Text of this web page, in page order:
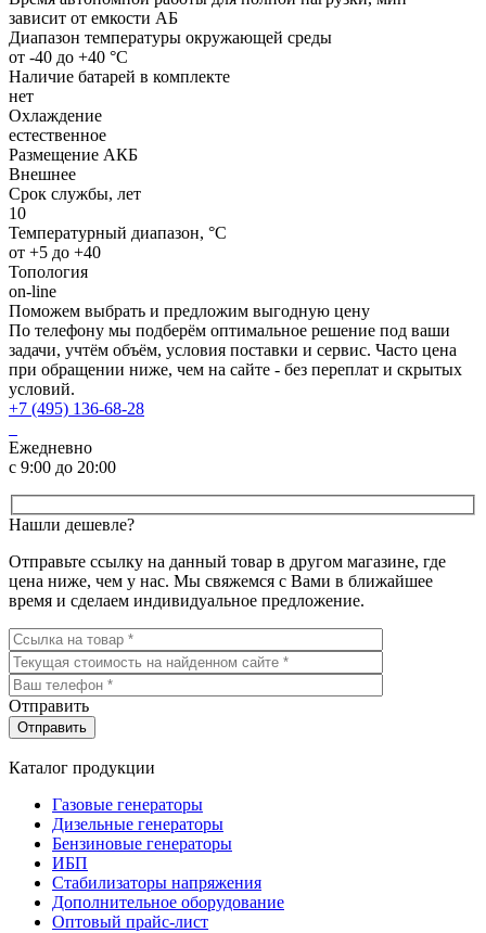
зависит от емкости АБ
Диапазон температуры окружающей среды
от -40 до +40 °C
Наличие батарей в комплекте
нет
Охлаждение
естественное
Размещение АКБ
Внешнее
Срок службы, лет
10
Температурный диапазон, °C
от +5 до +40
Топология
on-line
Поможем выбрать и предложим выгодную цену
По телефону мы подберём оптимальное решение под ваши
задачи, учтём объём, условия поставки и сервис. Часто цена
при обращении ниже, чем на сайте - без переплат и скрытых
условий.
+7 (495) 136-68-28
Ежедневно
с 9:00 до 20:00
Нашли дешевле?
Отправьте ссылку на данный товар в другом магазине, где
цена ниже, чем у нас. Мы свяжемся с Вами в ближайшее
время и сделаем индивидуальное предложение.
Отправить
Каталог продукции
Газовые генераторы
Дизельные генераторы
Бензиновые генераторы
ИБП
Стабилизаторы напряжения
Дополнительное оборудование
Оптовый прайс-лист